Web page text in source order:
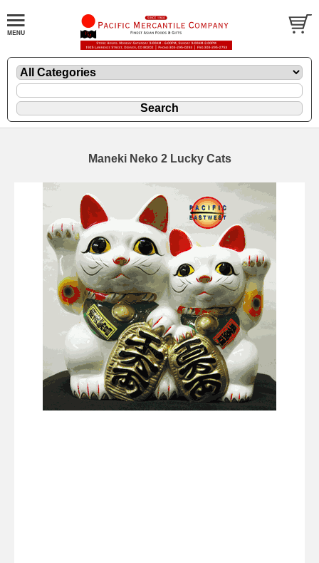
Maneki Neko 2 Lucky Cats